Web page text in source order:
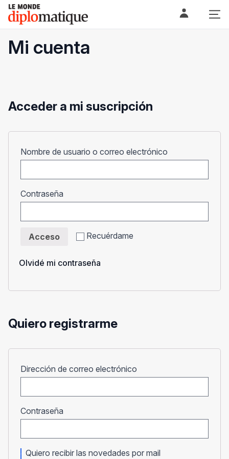
Skip
content
Le monde diplomatique
Mi cuenta
Acceder a mi suscripción
Nombre de usuario o correo electrónico
Contraseña
Recuérdame
Acceso
Olvidé mi contraseña
Quiero registrarme
Dirección de correo electrónico
Contraseña
Quiero recibir las novedades por mail